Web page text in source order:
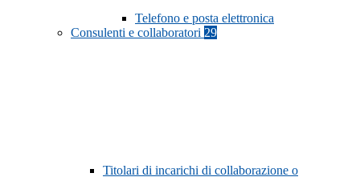
Telefono e posta elettronica
Consulenti e collaboratori 29
Titolari di incarichi di collaborazione o